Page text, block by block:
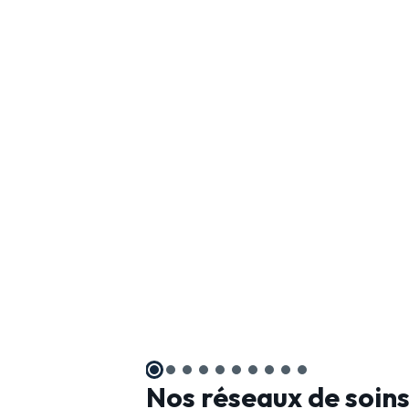
Nos réseaux de soins